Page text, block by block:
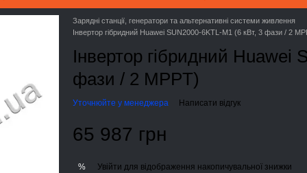
Зарядні станції, генератори та альтернативні системи живлення
Інвертор гібридний Huawei SUN2000-6KTL-M1 (6 кВт, 3 фази / 2
Інвертор гібридний Huawei
фази / 2 MPPT)
Уточнюйте у менеджера Написати відгук
65 987 грн
% Увійти для відображення накопичувальної знижки